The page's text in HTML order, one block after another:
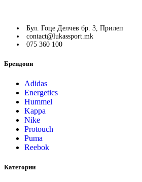
Бул. Гоце Делчев бр. 3, Прилеп
contact@lukassport.mk
075 360 100
Брендови
Adidas
Energetics
Hummel
Kappa
Nike
Protouch
Puma
Reebok
Категории